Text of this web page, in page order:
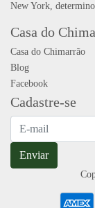
New York,
Casa do
Casa do Chimarrão
Blog
Facebook
Cadastre-se
Enviar